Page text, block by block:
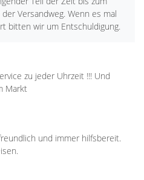
Versandweg. Wenn es mal
bitten wir um Entschuldigung.
zu jeder Uhrzeit !!! Und
Markt
und immer hilfsbereit.